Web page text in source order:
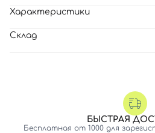
Характеристики
Склад
БЫСТРАЯ
Бесплатная от 1000 для